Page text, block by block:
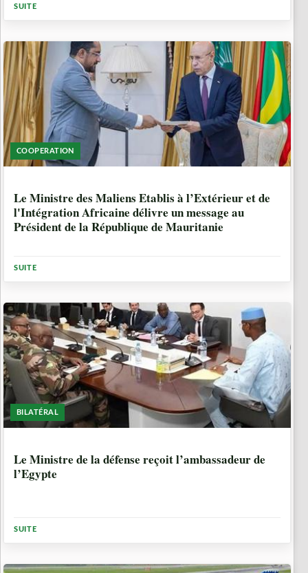
SUITE
COOPERATION
Le Ministre des Maliens Etablis à l’Extérieur et de
l'Intégration Africaine délivre un message au
Président de la République de Mauritanie
SUITE
BILATÉRAL
Le Ministre de la défense reçoit l’ambassadeur de
l’Egypte
SUITE